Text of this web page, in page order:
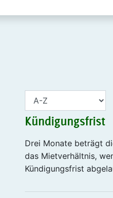
Kündigungsfrist
Drei Monate beträgt
das Mietverhältnis,
Kündigungsfrist